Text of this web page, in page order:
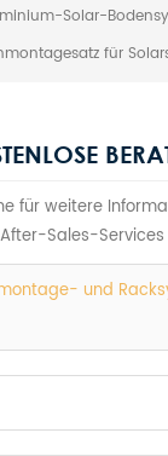
Solar-
für
für weitere
Sales-
und